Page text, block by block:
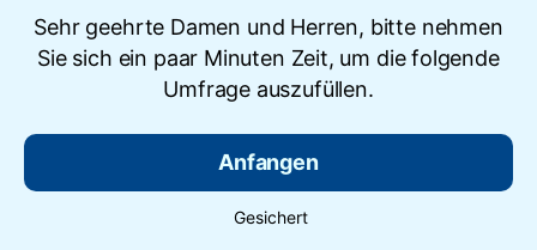
Sehr geehrte Damen und Herren, bitte nehmen
Sie sich ein paar Minuten Zeit, um die folgende
Umfrage auszufüllen.
Anfangen
Gesichert